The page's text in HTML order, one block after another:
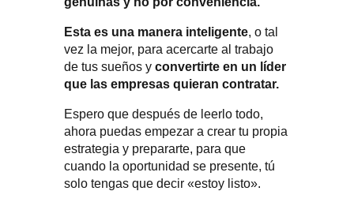
Esta es una manera inteligente, o tal
vez la mejor, para acercarte al trabajo
de tus sueños y convertirte en un líder
que las empresas quieran contratar.
Espero que después de leerlo todo,
ahora puedas empezar a crear tu propia
estrategia y prepararte, para que
cuando la oportunidad se presente, tú
solo tengas que decir «estoy listo».